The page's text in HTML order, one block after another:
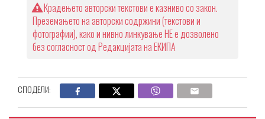
Крадењето авторски текстови е казниво со закон.
Преземањето на авторски содржини (текстови и
фотографии), како и нивно линкување НЕ е дозволено
без согласност од Редакцијата на ЕКИПА
СПОДЕЛИ: